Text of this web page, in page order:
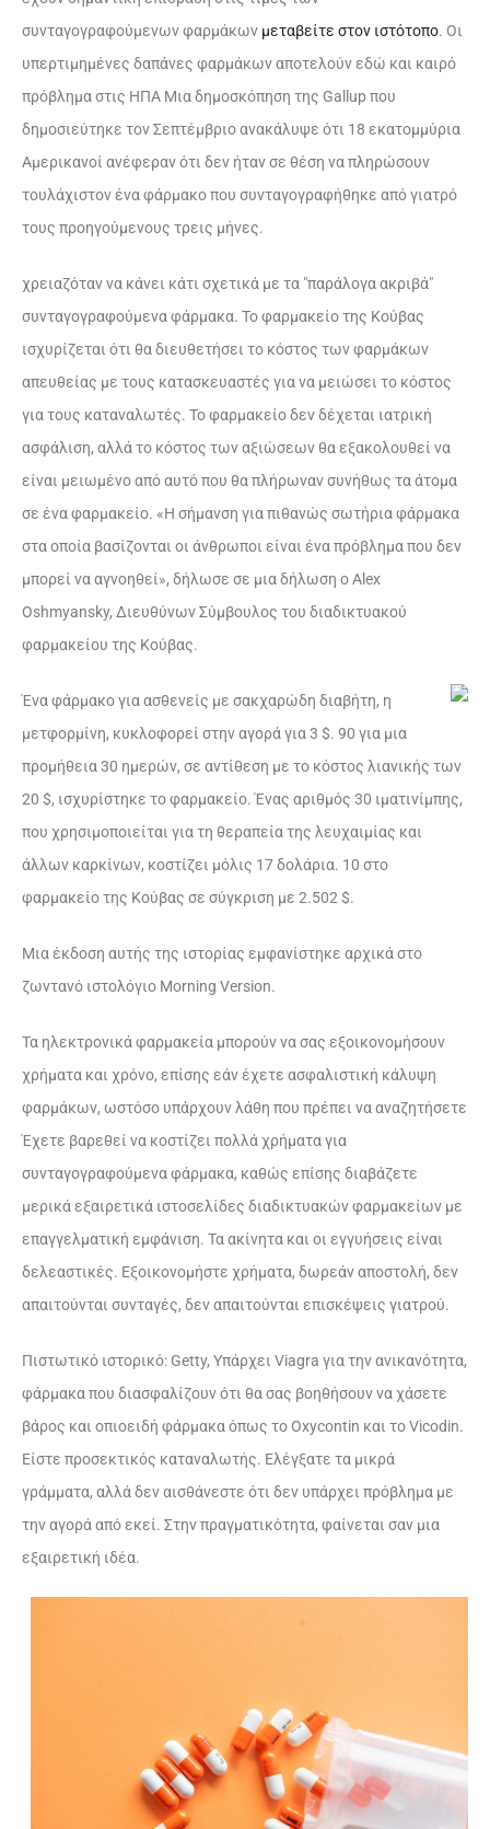
συνταγογραφούμενων φαρμάκων μεταβείτε στον ιστότοπο. Οι
υπερτιμημένες δαπάνες φαρμάκων αποτελούν εδώ και καιρό
πρόβλημα στις ΗΠΑ Μια δημοσκόπηση της Gallup που
δημοσιεύτηκε τον Σεπτέμβριο ανακάλυψε ότι 18 εκατομμύρια
Αμερικανοί ανέφεραν ότι δεν ήταν σε θέση να πληρώσουν
τουλάχιστον ένα φάρμακο που συνταγογραφήθηκε από γιατρό
τους προηγούμενους τρεις μήνες.
χρειαζόταν να κάνει κάτι σχετικά με τα "παράλογα ακριβά"
συνταγογραφούμενα φάρμακα. Το φαρμακείο της Κούβας
ισχυρίζεται ότι θα διευθετήσει το κόστος των φαρμάκων
απευθείας με τους κατασκευαστές για να μειώσει το κόστος
για τους καταναλωτές. Το φαρμακείο δεν δέχεται ιατρική
ασφάλιση, αλλά το κόστος των αξιώσεων θα εξακολουθεί να
είναι μειωμένο από αυτό που θα πλήρωναν συνήθως τα άτομα
σε ένα φαρμακείο. «Η σήμανση για πιθανώς σωτήρια φάρμακα
στα οποία βασίζονται οι άνθρωποι είναι ένα πρόβλημα που δεν
μπορεί να αγνοηθεί», δήλωσε σε μια δήλωση ο Alex
Oshmyansky, Διευθύνων Σύμβουλος του διαδικτυακού
φαρμακείου της Κούβας.
Ένα φάρμακο για ασθενείς με σακχαρώδη διαβήτη, η
μετφορμίνη, κυκλοφορεί στην αγορά για 3 $. 90 για μια
προμήθεια 30 ημερών, σε αντίθεση με το κόστος λιανικής των
20 $, ισχυρίστηκε το φαρμακείο. Ένας αριθμός 30 ιματινίμπης,
που χρησιμοποιείται για τη θεραπεία της λευχαιμίας και
άλλων καρκίνων, κοστίζει μόλις 17 δολάρια. 10 στο
φαρμακείο της Κούβας σε σύγκριση με 2.502 $.
Μια έκδοση αυτής της ιστορίας εμφανίστηκε αρχικά στο
ζωντανό ιστολόγιο Morning Version.
Τα ηλεκτρονικά φαρμακεία μπορούν να σας εξοικονομήσουν
χρήματα και χρόνο, επίσης εάν έχετε ασφαλιστική κάλυψη
φαρμάκων, ωστόσο υπάρχουν λάθη που πρέπει να αναζητήσετε
Έχετε βαρεθεί να κοστίζει πολλά χρήματα για
συνταγογραφούμενα φάρμακα, καθώς επίσης διαβάζετε
μερικά εξαιρετικά ιστοσελίδες διαδικτυακών φαρμακείων με
επαγγελματική εμφάνιση. Τα ακίνητα και οι εγγυήσεις είναι
δελεαστικές. Εξοικονομήστε χρήματα, δωρεάν αποστολή, δεν
απαιτούνται συνταγές, δεν απαιτούνται επισκέψεις γιατρού.
Πιστωτικό ιστορικό: Getty, Υπάρχει Viagra για την ανικανότητα,
φάρμακα που διασφαλίζουν ότι θα σας βοηθήσουν να χάσετε
βάρος και οπιοειδή φάρμακα όπως το Oxycontin και το Vicodin.
Είστε προσεκτικός καταναλωτής. Ελέγξατε τα μικρά
γράμματα, αλλά δεν αισθάνεστε ότι δεν υπάρχει πρόβλημα με
την αγορά από εκεί. Στην πραγματικότητα, φαίνεται σαν μια
εξαιρετική ιδέα.